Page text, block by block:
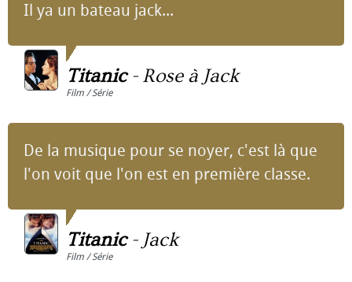
Il ya un bateau jack...
Titanic- Rose à Jack
Film / Série
De la musique pour se noyer, c'est là que
l'on voit que l'on est en première classe.
Titanic- Jack
Film / Série